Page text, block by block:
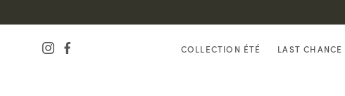
COLLECTION ÉTÉ LAST CHANCE